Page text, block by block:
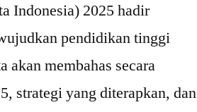
Indonesia) 2025 hadir
pendidikan tinggi
membahas secara
strategi yang diterapkan, dan